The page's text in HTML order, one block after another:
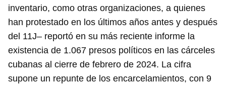
inventario, como otras organizaciones, a quienes
han protestado en los últimos años antes y después
del 11J– reportó en su más reciente informe la
existencia de 1.067 presos políticos en las cárceles
cubanas al cierre de febrero de 2024. La cifra
supone un repunte de los encarcelamientos, con 9